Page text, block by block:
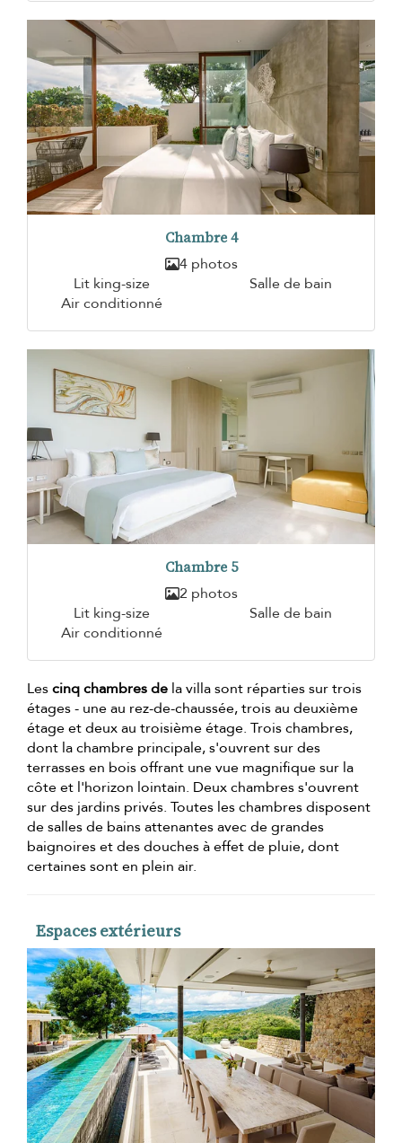
Chambre 4
4 photos
Lit king-size
Salle de bain
Air conditionné
Chambre 5
2 photos
Lit king-size
Salle de bain
Air conditionné
Lescinq chambres de la villa sont réparties sur trois
étages - une au rez-de-chaussée, trois au deuxième
étage et deux au troisième étage. Trois chambres,
dont la chambre principale, s'ouvrent sur des
terrasses en bois offrant une vue magnifique sur la
côte et l'horizon lointain. Deux chambres s'ouvrent
sur des jardins privés. Toutes les chambres disposent
de salles de bains attenantes avec de grandes
baignoires et des douches à effet de pluie, dont
certaines sont en plein air.
Espaces extérieurs